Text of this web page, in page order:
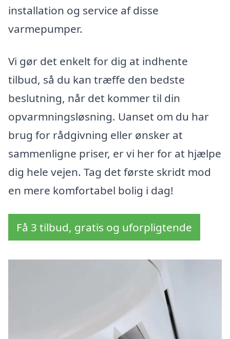
installation og service af disse
varmepumper.
Vi gør det enkelt for dig at indhente
tilbud, så du kan træffe den bedste
beslutning, når det kommer til din
opvarmningsløsning. Uanset om du har
brug for rådgivning eller ønsker at
sammenligne priser, er vi her for at hjælpe
dig hele vejen. Tag det første skridt mod
en mere komfortabel bolig i dag!
Få 3 tilbud, gratis og uforpligtende